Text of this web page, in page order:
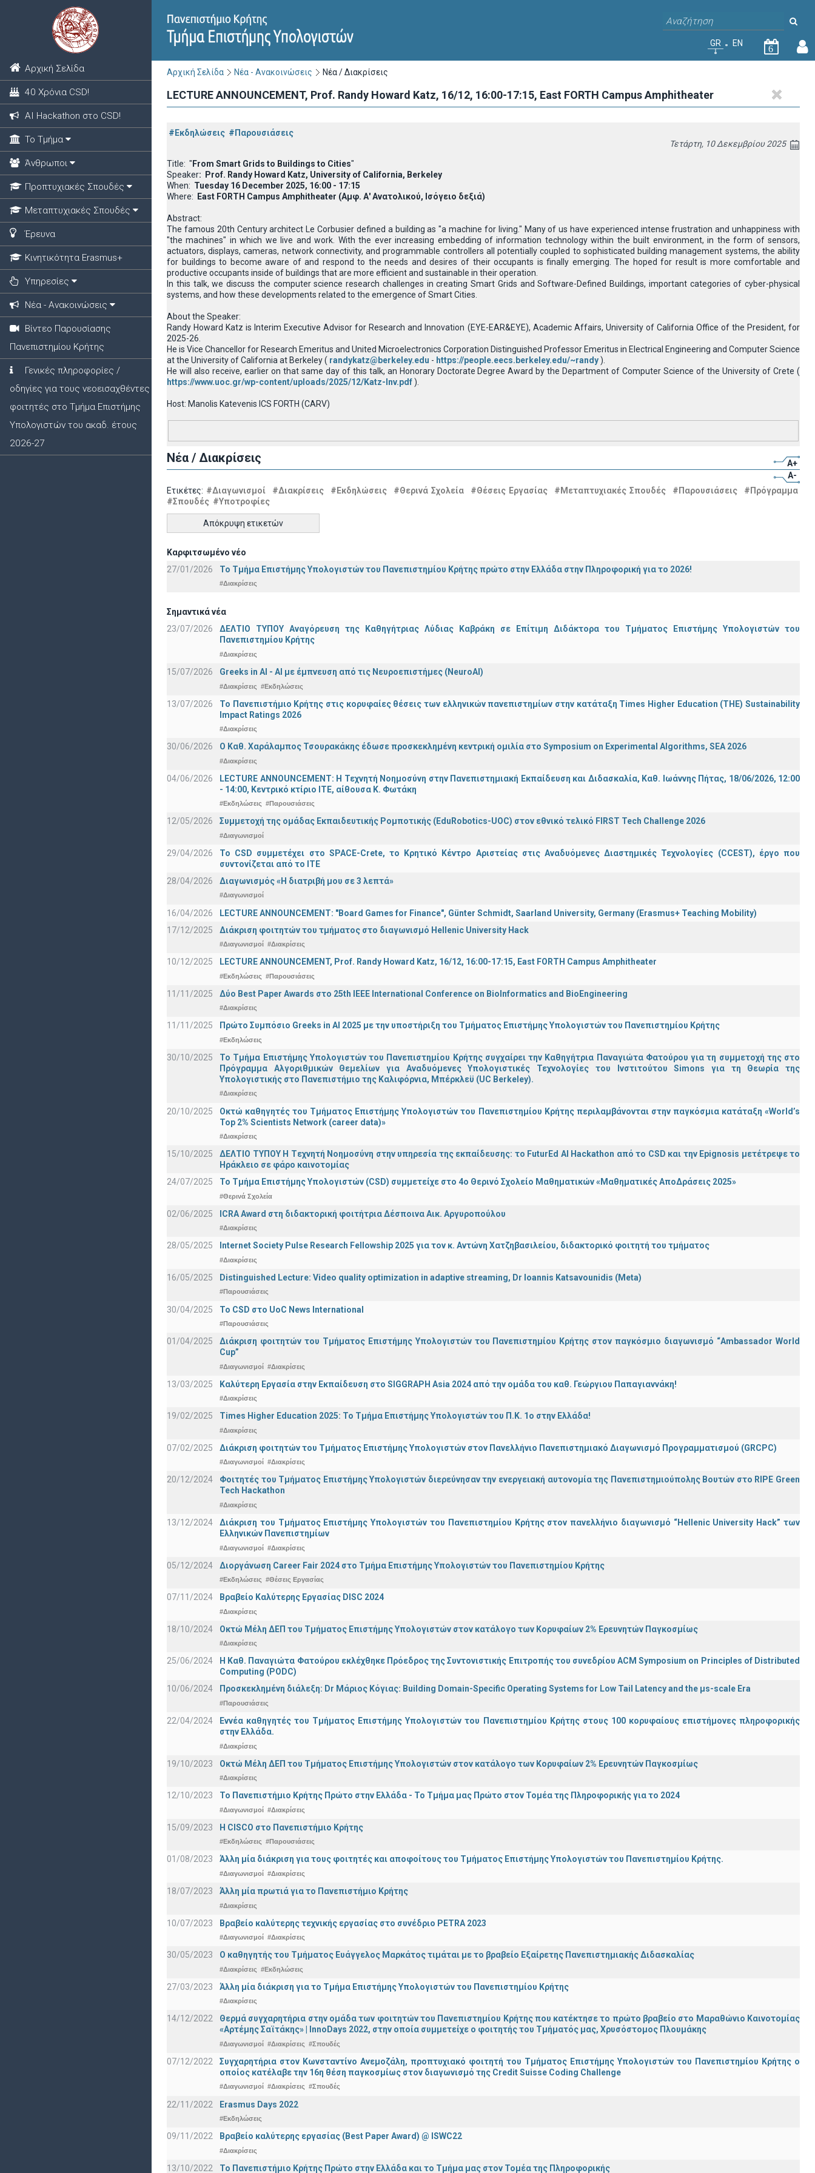
Αρχική Σελίδα
40 Χρόνια CSD!
ΑΙ Hackathon στο CSD!
Το Τμήμα
Άνθρωποι
Προπτυχιακές Σπουδές
Μεταπτυχιακές Σπουδές
Έρευνα
Κινητικότητα Erasmus+
Υπηρεσίες
Νέα - Ανακοινώσεις
Βίντεο Παρουσίασης
Πανεπιστημίου Κρήτης
Γενικές πληροφορίες /
οδηγίες για τους νεοεισαχθέντες
φοιτητές στο Τμήμα Επιστήμης
Υπολογιστών του ακαδ. έτους
2026-27
GR EN
6
Αρχική Σελίδα Νέα - Ανακοινώσεις Νέα / Διακρίσεις
LECTURE ANNOUNCEMENT, Prof. Randy Howard Katz, 16/12, 16:00-17:15, East FORTH Campus Amphitheater
#Εκδηλώσεις #Παρουσιάσεις
Τετάρτη, 10 Δεκεμβρίου 2025
Title: " From Smart Grids to Buildings to Cities"
Speaker: Prof. Randy Howard Katz, University of California, Berkeley
When: Tuesday 16 December 2025, 16:00 - 17:15
Where:
East FORTH Campus Amphitheater (Αμφ. Α' Ανατολικού, Ισόγειο δεξιά)
Abstract:
The famous 20th Century architect Le Corbusier defined a building as "a machine for living." Many of us have experienced intense frustration and unhappiness with
"the machines" in which we live and work. With the ever increasing embedding of information technology within the built environment, in the form of sensors,
actuators, displays, cameras, network connectivity, and programmable controllers all potentially coupled to sophisticated building management systems, the ability
for buildings to become aware of and respond to the needs and desires of their occupants is finally emerging. The hoped for result is more comfortable and
productive occupants inside of buildings that are more efficient and sustainable in their operation.
In this talk, we discuss the computer science research challenges in creating Smart Grids and Software-Defined Buildings, important categories of cyber-physical
systems, and how these developments related to the emergence of Smart Cities.
About the Speaker:
Randy Howard Katz is Interim Executive Advisor for Research and Innovation (EYE-EAR&EYE), Academic Affairs, University of California Office of the President, for
2025-26.
He is Vice Chancellor for Research Emeritus and United Microelectronics Corporation Distinguished Professor Emeritus in Electrical Engineering and Computer Science
at the University of California at Berkeley ( randykatz@berkeley.edu - https://people.eecs.berkeley.edu/~randy).
He will also receive, earlier on that same day of this talk, an Honorary Doctorate Degree Award by the Department of Computer Science of the University of Crete (
https://www.uoc.gr/wp-content/uploads/2025/12/Katz-Inv.pdf).
Host: Manolis Katevenis ICS FORTH (CARV)
Νέα / Διακρίσεις
A+
A-
Ετικέτες: #Διαγωνισμοί #Διακρίσεις #Εκδηλώσεις #Θερινά Σχολεία #Θέσεις Εργασίας #Μεταπτυχιακές Σπουδές #Παρουσιάσεις
#Πρόγραμμα
#Σπουδές #Υποτροφίες
Απόκρυψη ετικετών
Καρφιτσωμένο νέο
27/01/2026
Το Τμήμα Επιστήμης Υπολογιστών του Πανεπιστημίου Κρήτης πρώτο στην Ελλάδα στην Πληροφορική για το 2026!
#Διακρίσεις
Σημαντικά νέα
23/07/2026
ΔΕΛΤΙΟ ΤΥΠΟΥ Αναγόρευση της Καθηγήτριας Λύδιας Καβράκη σε Επίτιμη Διδάκτορα του Τμήματος Επιστήμης Υπολογιστών του
Πανεπιστημίου Κρήτης
#Διακρίσεις
15/07/2026 Greeks in AI - ΑΙ με έμπνευση από τις Νευροεπιστήμες (NeuroAI)
#Διακρίσεις #Εκδηλώσεις
13/07/2026
Το Πανεπιστήμιο Κρήτης στις κορυφαίες θέσεις των ελληνικών πανεπιστημίων στην κατάταξη Times Higher Education (ΤΗΕ) Sustainability
Impact Ratings 2026
#Διακρίσεις
30/06/2026 Ο Καθ. Χαράλαμπος Τσουρακάκης έδωσε προσκεκλημένη κεντρική ομιλία στο Symposium on Experimental Algorithms, SEA 2026
#Διακρίσεις
04/06/2026
LECTURE ANNOUNCEMENT: Η Τεχνητή Νοημοσύνη στην Πανεπιστημιακή Εκπαίδευση και Διδασκαλία, Καθ. Ιωάννης Πήτας, 18/06/2026, 12:00
- 14:00, Κεντρικό κτίριο ΙΤΕ, αίθουσα Κ. Φωτάκη
#Εκδηλώσεις #Παρουσιάσεις
12/05/2026 Συμμετοχή της ομάδας Εκπαιδευτικής Ρομποτικής (EduRobotics-UOC) στον εθνικό τελικό FIRST Tech Challenge 2026
#Διαγωνισμοί
29/04/2026
Το CSD συμμετέχει στο SPACE-Crete, το Κρητικό Κέντρο Αριστείας στις Αναδυόμενες Διαστημικές Τεχνολογίες (CCEST), έργο που
συντονίζεται από το ΙΤΕ
28/04/2026
Διαγωνισμός «Η διατριβή μου σε 3 λεπτά»
#Διαγωνισμοί
16/04/2026
LECTURE ANNOUNCEMENT: "Board Games for Finance", Günter Schmidt, Saarland University, Germany (Erasmus+ Teaching Mobility)
17/12/2025
Διάκριση φοιτητών του τμήματος στο διαγωνισμό Hellenic University Hack
#Διαγωνισμοί #Διακρίσεις
10/12/2025 LECTURE ANNOUNCEMENT, Prof. Randy Howard Katz, 16/12, 16:00-17:15, East FORTH Campus Amphitheater
#Εκδηλώσεις #Παρουσιάσεις
11/11/2025 Δύο Best Paper Awards στο 25th IEEE International Conference on BioInformatics and BioEngineering
#Διακρίσεις
11/11/2025 Πρώτο Συμπόσιο Greeks in AI 2025 με την υποστήριξη του Τμήματος Επιστήμης Υπολογιστών του Πανεπιστημίου Κρήτης
#Εκδηλώσεις
30/10/2025
Το Τμήμα Επιστήμης Υπολογιστών του Πανεπιστημίου Κρήτης συγχαίρει την Καθηγήτρια Παναγιώτα Φατούρου για τη συμμετοχή της στο
Πρόγραμμα Αλγοριθμικών Θεμελίων για Αναδυόμενες Υπολογιστικές Τεχνολογίες του Ινστιτούτου Simons για τη Θεωρία της
Υπολογιστικής στο Πανεπιστήμιο της Καλιφόρνια, Μπέρκλεϋ (UC Berkeley).
#Διακρίσεις
20/10/2025
Οκτώ καθηγητές του Τμήματος Επιστήμης Υπολογιστών του Πανεπιστημίου Κρήτης περιλαμβάνονται στην παγκόσμια κατάταξη «World’s
Top 2% Scientists Network (career data)»
#Διακρίσεις
15/10/2025
ΔΕΛΤΙΟ ΤΥΠΟΥ H Tεχνητή Νοημοσύνη στην υπηρεσία της εκπαίδευσης: το FuturEd AI Hackathon από το CSD και την Epignosis μετέτρεψε το
Ηράκλειο σε φάρο καινοτομίας
24/07/2025
Το Τμήμα Επιστήμης Υπολογιστών (CSD) συμμετείχε στο 4ο Θερινό Σχολείο Μαθηματικών «Μαθηματικές ΑποΔράσεις 2025»
#Θερινά Σχολεία
02/06/2025 ICRA Award στη διδακτορική φοιτήτρια Δέσποινα Αικ. Αργυροπούλου
#Διακρίσεις
28/05/2025 Internet Society Pulse Research Fellowship 2025 για τον κ. Αντώνη Χατζηβασιλείου, διδακτορικό φοιτητή του τμήματος
#Διακρίσεις
16/05/2025 Distinguished Lecture: Video quality optimization in adaptive streaming, Dr Ioannis Katsavounidis (Meta)
#Παρουσιάσεις
30/04/2025 To CSD στο UoC News International
#Παρουσιάσεις
01/04/2025
Διάκριση φοιτητών του Τμήματος Επιστήμης Υπολογιστών του Πανεπιστημίου Κρήτης στον παγκόσμιο διαγωνισμό “Ambassador World
Cup”
#Διαγωνισμοί #Διακρίσεις
13/03/2025 Καλύτερη Εργασία στην Εκπαίδευση στο SIGGRAPH Asia 2024 από την ομάδα του καθ. Γεώργιου Παπαγιαννάκη!
#Διακρίσεις
19/02/2025 Times Higher Education 2025: Το Τμήμα Επιστήμης Υπολογιστών του Π.Κ. 1ο στην Ελλάδα!
#Διακρίσεις
07/02/2025 Διάκριση φοιτητών του Τμήματος Επιστήμης Υπολογιστών στον Πανελλήνιο Πανεπιστημιακό Διαγωνισμό Προγραμματισμού (GRCPC)
#Διαγωνισμοί #Διακρίσεις
20/12/2024
Φοιτητές του Τμήματος Επιστήμης Υπολογιστών διερεύνησαν την ενεργειακή αυτονομία της Πανεπιστημιούπολης Βουτών στο RIPE Green
Tech Hackathon
#Διακρίσεις
13/12/2024
Διάκριση του Τμήματος Επιστήμης Υπολογιστών του Πανεπιστημίου Κρήτης στον πανελλήνιο διαγωνισμό “Hellenic University Hack” των
Ελληνικών Πανεπιστημίων
#Διαγωνισμοί #Διακρίσεις
05/12/2024 Διοργάνωση Career Fair 2024 στο Τμήμα Επιστήμης Υπολογιστών του Πανεπιστημίου Κρήτης
#Εκδηλώσεις #Θέσεις Εργασίας
07/11/2024 Βραβείο Καλύτερης Εργασίας DISC 2024
#Διακρίσεις
18/10/2024 Οκτώ Μέλη ΔΕΠ του Τμήματος Επιστήμης Υπολογιστών στον κατάλογο των Κορυφαίων 2% Ερευνητών Παγκοσμίως
#Διακρίσεις
25/06/2024
Η Καθ. Παναγιώτα Φατούρου εκλέχθηκε Πρόεδρος της Συντονιστικής Επιτροπής του συνεδρίου ACM Symposium on Principles of Distributed
Computing (PODC)
10/06/2024
Προσκεκλημένη διάλεξη: Dr Μάριος Κόγιας: Building Domain-Specific Operating Systems for Low Tail Latency and the μs-scale Era
#Παρουσιάσεις
22/04/2024
Εννέα καθηγητές του Τμήματος Επιστήμης Υπολογιστών του Πανεπιστημίου Κρήτης στους 100 κορυφαίους επιστήμονες πληροφορικής
στην Ελλάδα.
#Διακρίσεις
19/10/2023 Οκτώ Μέλη ΔΕΠ του Τμήματος Επιστήμης Υπολογιστών στον κατάλογο των Κορυφαίων 2% Ερευνητών Παγκοσμίως
#Διακρίσεις
12/10/2023 Το Πανεπιστήμιο Κρήτης Πρώτο στην Ελλάδα - Το Τμήμα μας Πρώτο στον Τομέα της Πληροφορικής για το 2024
#Διαγωνισμοί #Διακρίσεις
15/09/2023 Η CISCO στο Πανεπιστήμιο Κρήτης
#Εκδηλώσεις #Παρουσιάσεις
01/08/2023 Άλλη μία διάκριση για τους φοιτητές και αποφοίτους του Τμήματος Επιστήμης Υπολογιστών του Πανεπιστημίου Κρήτης.
#Διαγωνισμοί #Διακρίσεις
18/07/2023 Άλλη μία πρωτιά για το Πανεπιστήμιο Κρήτης
#Διακρίσεις
10/07/2023 Βραβείο καλύτερης τεχνικής εργασίας στο συνέδριο PETRA 2023
#Διαγωνισμοί #Διακρίσεις
30/05/2023 Ο καθηγητής του Τμήματος Ευάγγελος Μαρκάτος τιμάται με το βραβείο Εξαίρετης Πανεπιστημιακής Διδασκαλίας
#Διακρίσεις #Εκδηλώσεις
27/03/2023 Άλλη μία διάκριση για το Τμήμα Επιστήμης Υπολογιστών του Πανεπιστημίου Κρήτης
#Διακρίσεις
14/12/2022
Θερμά συγχαρητήρια στην ομάδα των φοιτητών του Πανεπιστημίου Κρήτης που κατέκτησε το πρώτο βραβείο στο Μαραθώνιο Καινοτομίας
«Αρτέμης Σαϊτάκης» | InnoDays 2022, στην οποία συμμετείχε ο φοιτητής του Τμήματός μας, Χρυσόστομος Πλουμάκης
#Διαγωνισμοί #Διακρίσεις #Σπουδές
07/12/2022
Συγχαρητήρια στον Κωνσταντίνο Ανεμοζάλη, προπτυχιακό φοιτητή του Τμήματος Επιστήμης Υπολογιστών του Πανεπιστημίου Κρήτης ο
οποίος κατέλαβε την 16η θέση παγκοσμίως στον διαγωνισμό της Credit Suisse Coding Challenge
#Διαγωνισμοί #Διακρίσεις #Σπουδές
22/11/2022 Erasmus Days 2022
#Εκδηλώσεις
09/11/2022 Βραβείο καλύτερης εργασίας (Best Paper Award) @ ISWC22
#Διακρίσεις
13/10/2022 Το Πανεπιστήμιο Κρήτης Πρώτο στην Ελλάδα και το Τμήμα μας στον Τομέα της Πληροφορικής